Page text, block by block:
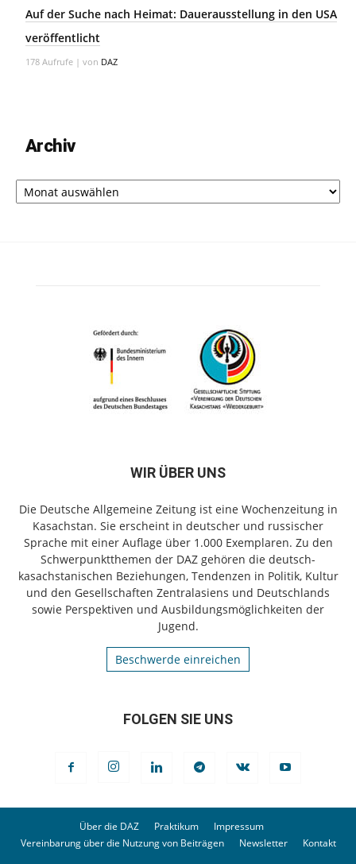
Auf der Suche nach Heimat: Dauerausstellung in den USA
veröffentlicht
178 Aufrufe | von DAZ
Archiv
Archiv
WIR ÜBER UNS
Die Deutsche Allgemeine Zeitung ist eine Wochenzeitung in
Kasachstan. Sie erscheint in deutscher und russischer
Sprache mit einer Auflage über 1.000 Exemplaren. Zu den
Schwerpunktthemen der DAZ gehören die deutsch-
kasachstanischen Beziehungen, Tendenzen in Politik, Kultur
und den Gesellschaften Zentralasiens und Deutschlands
sowie Perspektiven und Ausbildungsmöglichkeiten der
Jugend.
Beschwerde einreichen
FOLGEN SIE UNS
Über die DAZ Praktikum
Impressum
Vereinbarung über die Nutzung von Beiträgen
Newsletter Kontakt